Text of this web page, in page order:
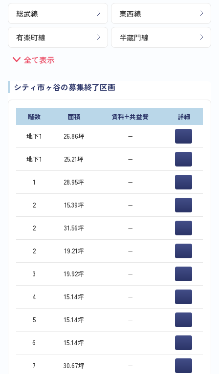
総武線 東西線
有楽町線 半蔵門線
全て表示
シティ市ヶ谷の募集終了区画
階数 面積 賃料+共益費 詳細
地下1 26.86坪 −
地下1 25.21坪 −
1 28.95坪 −
2 15.39坪 −
2 31.56坪 −
2 19.21坪 −
3 19.92坪 −
4 15.14坪 −
5 15.14坪 −
6 15.14坪 −
7 30.67坪 −